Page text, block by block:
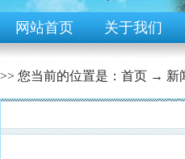
网站首页 关于我们
>> 您当前的位置是： 首页 → 新